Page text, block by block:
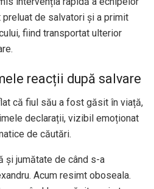
de salvatori și a primit
fiind transportat ulterior
reacții după salvare
că fiul său a fost găsit în viață,
declarații, vizibil emoționat
de căutări.
și jumătate de când s-a
Acum resimt oboseala.